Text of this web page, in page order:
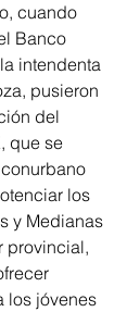
cuando
Banco
intendenta
pusieron
del
que se
los
y Medianas
provincial,
los jóvenes